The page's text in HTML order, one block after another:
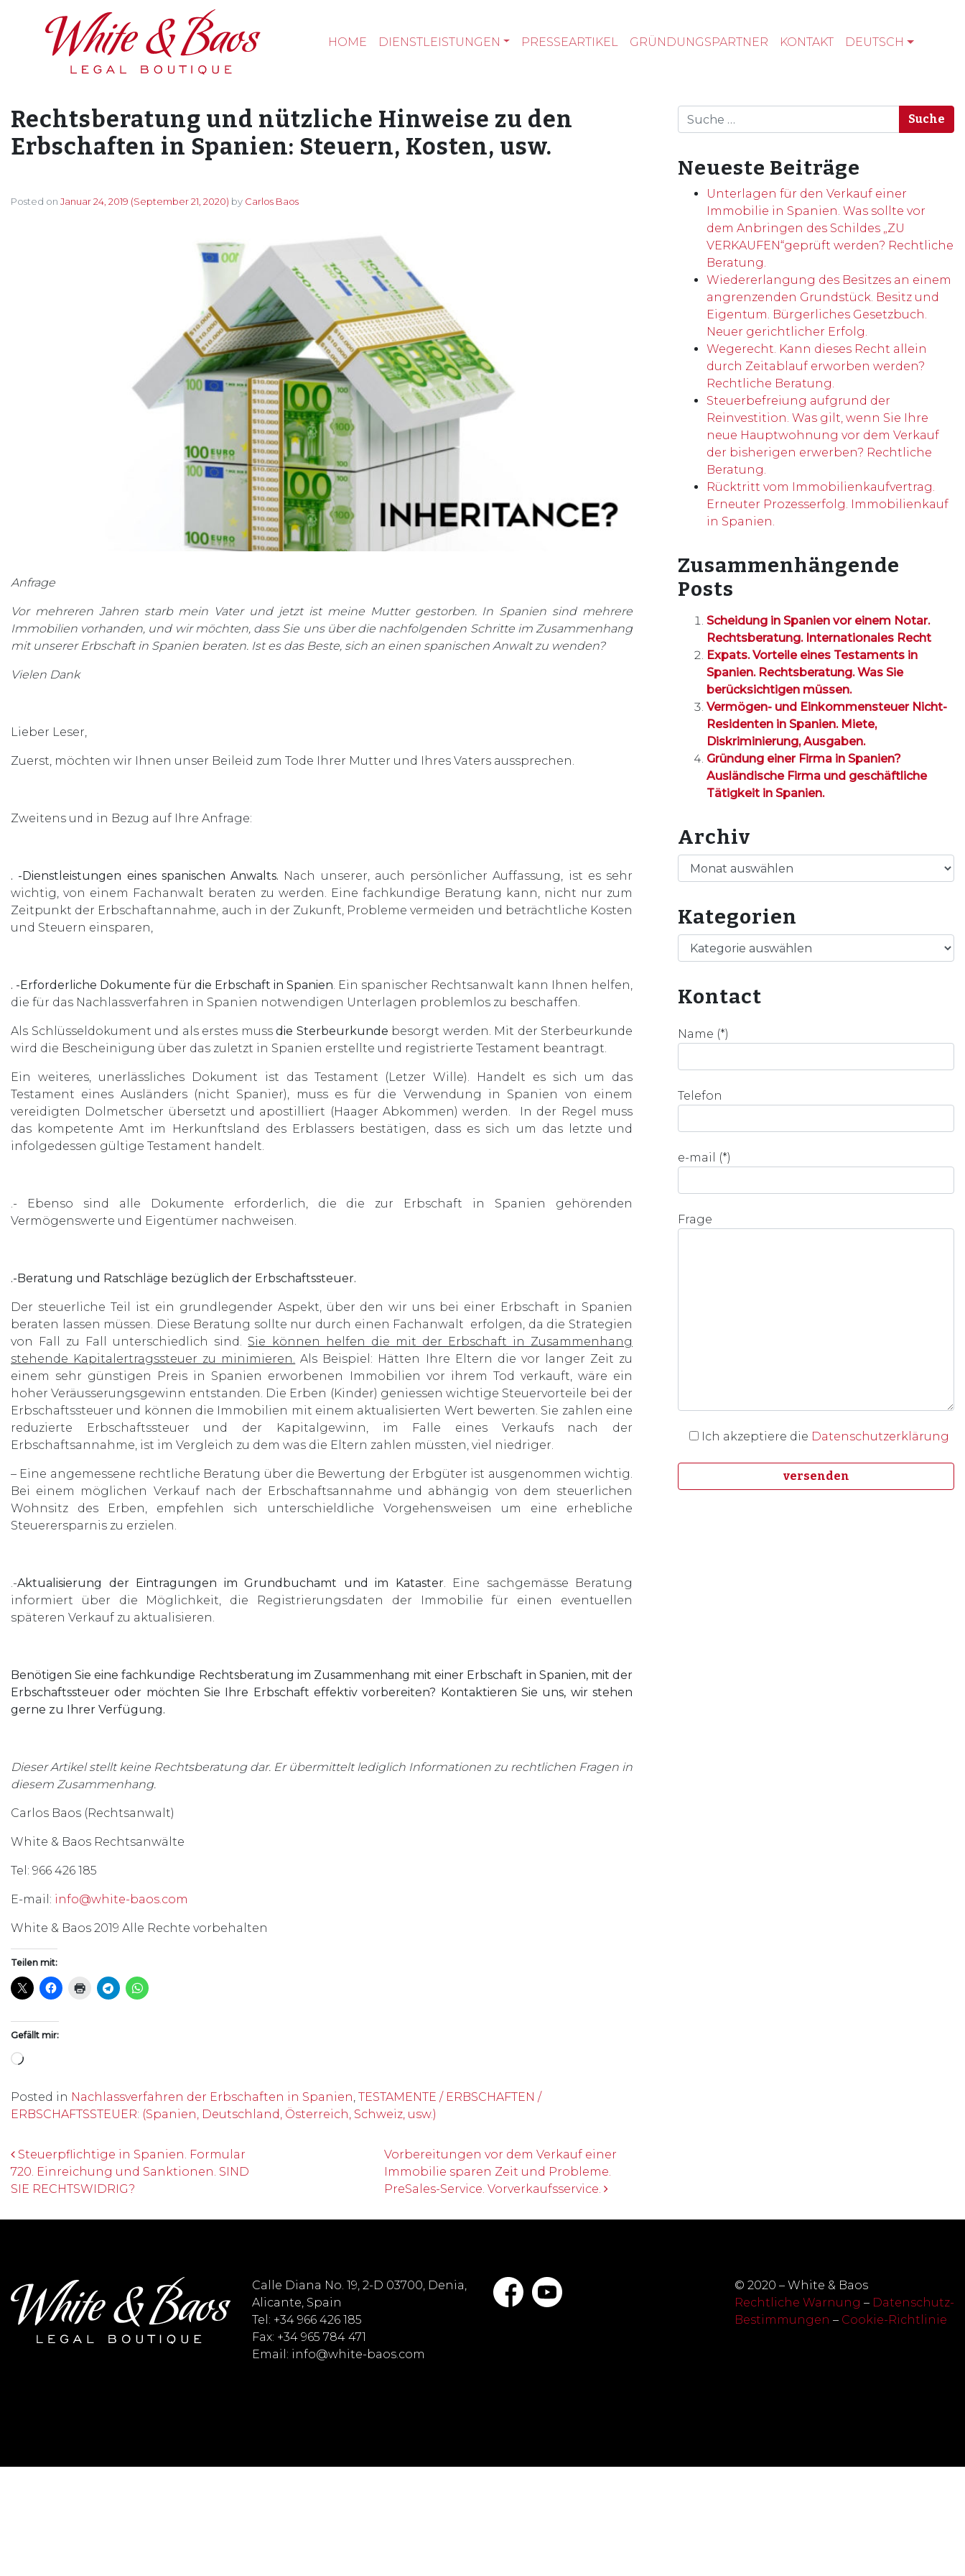
Main Navigation HOME DIENSTLEISTUNGEN PRESSEARTIKEL GRÜNDUNGSPARTNER KONTAKT DEUTSCH
Rechtsberatung und nützliche Hinweise zu den
Erbschaften in Spanien: Steuern, Kosten, usw.
Posted on Januar 24, 2019 (September 21, 2020) by Carlos Baos
Anfrage
Vor mehreren Jahren starb mein Vater und jetzt ist meine Mutter gestorben. In Spanien sind mehrere
Immobilien vorhanden, und wir möchten, dass Sie uns über die nachfolgenden Schritte im Zusammenhang
mit unserer Erbschaft in Spanien beraten. Ist es das Beste, sich an einen spanischen Anwalt zu wenden?
Vielen Dank
Lieber Leser,
Zuerst, möchten wir Ihnen unser Beileid zum Tode Ihrer Mutter und Ihres Vaters aussprechen.
Zweitens und in Bezug auf Ihre Anfrage:
. -Dienstleistungen eines spanischen Anwalts. Nach unserer, auch persönlicher Auffassung, ist es sehr
wichtig, von einem Fachanwalt beraten zu werden. Eine fachkundige Beratung kann, nicht nur zum
Zeitpunkt der Erbschaftannahme, auch in der Zukunft, Probleme vermeiden und beträchtliche Kosten
und Steuern einsparen,
. -Erforderliche Dokumente für die Erbschaft in Spanien. Ein spanischer Rechtsanwalt kann Ihnen helfen,
die für das Nachlassverfahren in Spanien notwendigen Unterlagen problemlos zu beschaffen.
Als Schlüsseldokument und als erstes mussdie Sterbeurkunde besorgt werden. Mit der Sterbeurkunde
wird die Bescheinigung über das zuletzt in Spanien erstellte und registrierte Testament beantragt.
Ein weiteres, unerlässliches Dokument ist das Testament (Letzer Wille). Handelt es sich um das
Testament eines Ausländers (nicht Spanier), muss es für die Verwendung in Spanien von einem
vereidigten Dolmetscher übersetzt und apostilliert (Haager Abkommen) werden. In der Regel muss
das kompetente Amt im Herkunftsland des Erblassers bestätigen, dass es sich um das letzte und
infolgedessen gültige Testament handelt.
.- Ebenso sind alle Dokumente erforderlich, die die zur Erbschaft in Spanien gehörenden
Vermögenswerte und Eigentümer nachweisen.
.-Beratung und Ratschläge bezüglich der Erbschaftssteuer.
Der steuerliche Teil ist ein grundlegender Aspekt, über den wir uns bei einer Erbschaft in Spanien
beraten lassen müssen. Diese Beratung sollte nur durch einen Fachanwalt erfolgen, da die Strategien
von Fall zu Fall unterschiedlich sind. Sie können helfen die mit der Erbschaft in Zusammenhang
stehende Kapitalertragssteuer zu minimieren. Als Beispiel: Hätten Ihre Eltern die vor langer Zeit zu
einem sehr günstigen Preis in Spanien erworbenen Immobilien vor ihrem Tod verkauft, wäre ein
hoher Veräusserungsgewinn entstanden. Die Erben (Kinder) geniessen wichtige Steuervorteile bei der
Erbschaftssteuer und können die Immobilien mit einem aktualisierten Wert bewerten. Sie zahlen eine
reduzierte Erbschaftssteuer und der Kapitalgewinn, im Falle eines Verkaufs nach der
Erbschaftsannahme, ist im Vergleich zu dem was die Eltern zahlen müssten, viel niedriger.
– Eine angemessene rechtliche Beratung über die Bewertung der Erbgüter ist ausgenommen wichtig.
Bei einem möglichen Verkauf nach der Erbschaftsannahme und abhängig von dem steuerlichen
Wohnsitz des Erben, empfehlen sich unterschieldliche Vorgehensweisen um eine erhebliche
Steuerersparnis zu erzielen.
.-Aktualisierung der Eintragungen im Grundbuchamt und im Kataster. Eine sachgemässe Beratung
informiert über die Möglichkeit, die Registrierungsdaten der Immobilie für einen eventuellen
späteren Verkauf zu aktualisieren.
Benötigen Sie eine fachkundige Rechtsberatung im Zusammenhang mit einer Erbschaft in Spanien, mit der
Erbschaftssteuer oder möchten Sie Ihre Erbschaft effektiv vorbereiten? Kontaktieren Sie uns, wir stehen
gerne zu Ihrer Verfügung.
Dieser Artikel stellt keine Rechtsberatung dar. Er übermittelt lediglich Informationen zu rechtlichen Fragen in
diesem Zusammenhang.
Carlos Baos (Rechtsanwalt)
White & Baos Rechtsanwälte
Tel: 966 426 185
E-mail: info@white-baos.com
White & Baos 2019 Alle Rechte vorbehalten
Teilen mit:
Gefällt mir:
Wird geladen …
Posted in Nachlassverfahren der Erbschaften in Spanien, TESTAMENTE / ERBSCHAFTEN /
ERBSCHAFTSSTEUER: (Spanien, Deutschland, Österreich, Schweiz, usw.)
Beitrags-Navigation
Steuerpflichtige in Spanien. Formular
720. Einreichung und Sanktionen. SIND
SIE RECHTSWIDRIG?
Vorbereitungen vor dem Verkauf einer
Immobilie sparen Zeit und Probleme.
PreSales-Service. Vorverkaufsservice.
Suche
Neueste Beiträge
Unterlagen für den Verkauf einer
Immobilie in Spanien. Was sollte vor
dem Anbringen des Schildes „ZU
VERKAUFEN“geprüft werden? Rechtliche
Beratung.
Wiedererlangung des Besitzes an einem
angrenzenden Grundstück. Besitz und
Eigentum. Bürgerliches Gesetzbuch.
Neuer gerichtlicher Erfolg.
Wegerecht. Kann dieses Recht allein
durch Zeitablauf erworben werden?
Rechtliche Beratung.
Steuerbefreiung aufgrund der
Reinvestition. Was gilt, wenn Sie Ihre
neue Hauptwohnung vor dem Verkauf
der bisherigen erwerben? Rechtliche
Beratung.
Rücktritt vom Immobilienkaufvertrag.
Erneuter Prozesserfolg. Immobilienkauf
in Spanien.
Zusammenhängende
Posts
Scheidung in Spanien vor einem Notar.
Rechtsberatung. Internationales Recht
Expats. Vorteile eines Testaments in
Spanien. Rechtsberatung. Was Sie
berücksichtigen müssen.
Vermögen- und Einkommensteuer Nicht-
Residenten in Spanien. Miete,
Diskriminierung, Ausgaben.
Gründung einer Firma in Spanien?
Ausländische Firma und geschäftliche
Tätigkeit in Spanien.
Archiv
Archiv
Kategorien
Kategorien
Kontact
Name (*)
Telefon
e-mail (*)
Frage
Ich akzeptiere die Datenschutzerklärung
Calle Diana No. 19, 2-D 03700, Denia,
Alicante, Spain
Tel: +34 966 426 185
Fax: +34 965 784 471
Email: info@white-baos.com
© 2020 – White & Baos
Rechtliche Warnung – Datenschutz-
Bestimmungen – Cookie-Richtlinie